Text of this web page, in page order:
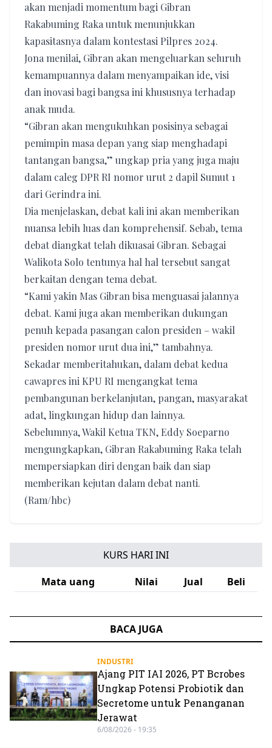
akan menjadi momentum bagi Gibran
Rakabuming Raka untuk menunjukkan
kapasitasnya dalam kontestasi Pilpres 2024.
Jona menilai, Gibran akan mengeluarkan seluruh
kemampuannya dalam menyampaikan ide, visi
dan inovasi bagi bangsa ini khususnya terhadap
anak muda.
“Gibran akan mengukuhkan posisinya sebagai
pemimpin masa depan yang siap menghadapi
tantangan bangsa,” ungkap pria yang juga maju
dalam caleg DPR RI nomor urut 2 dapil Sumut 1
dari Gerindra ini.
Dia menjelaskan, debat kali ini akan memberikan
nuansa lebih luas dan komprehensif. Sebab, tema
debat diangkat telah dikuasai Gibran. Sebagai
Walikota Solo tentunya hal hal tersebut sangat
berkaitan dengan tema debat.
“Kami yakin Mas Gibran bisa menguasai jalannya
debat. Kami juga akan memberikan dukungan
penuh kepada pasangan calon presiden – wakil
presiden nomor urut dua ini,” tambahnya.
Sekadar memberitahukan, dalam debat kedua
cawapres ini KPU RI mengangkat tema
pembangunan berkelanjutan, pangan, masyarakat
adat, lingkungan hidup dan lainnya.
Sebelumnya, Wakil Ketua TKN, Eddy Soeparno
mengungkapkan, Gibran Rakabuming Raka telah
mempersiapkan diri dengan baik dan siap
memberikan kejutan dalam debat nanti.
(Ram/hbc)
KURS HARI INI
Mata uang
Nilai Jual Beli
BACA JUGA
INDUSTRI
Ajang PIT IAI 2026, PT Bcrobes
Ungkap Potensi Probiotik dan
Secretome untuk Penanganan
Jerawat
6/08/2026 - 19:35